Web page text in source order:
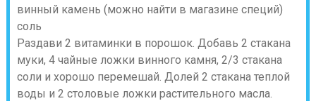
винный камень (можно найти в магазине специй)
соль
Раздави 2 витаминки в порошок. Добавь 2 стакана
муки, 4 чайные ложки винного камня, 2/3 стакана
соли и хорошо перемешай. Долей 2 стакана теплой
воды и 2 столовые ложки растительного масла.